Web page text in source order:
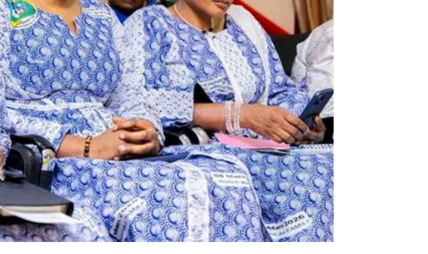
Accès complet
$22 / anplaceholder text